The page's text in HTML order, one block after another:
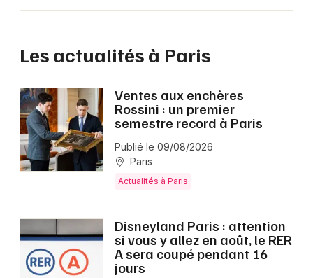
Les actualités à Paris
Ventes aux enchères
Rossini : un premier
semestre record à Paris
Publié le 09/08/2026
Paris
Actualités à Paris
Disneyland Paris : attention
si vous y allez en août, le RER
A sera coupé pendant 16
jours